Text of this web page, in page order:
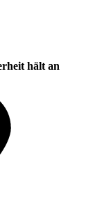
hält an